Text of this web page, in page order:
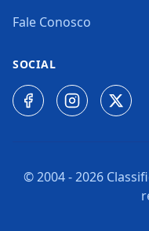
Fale Conosco
SOCIAL
© 2004 -2026